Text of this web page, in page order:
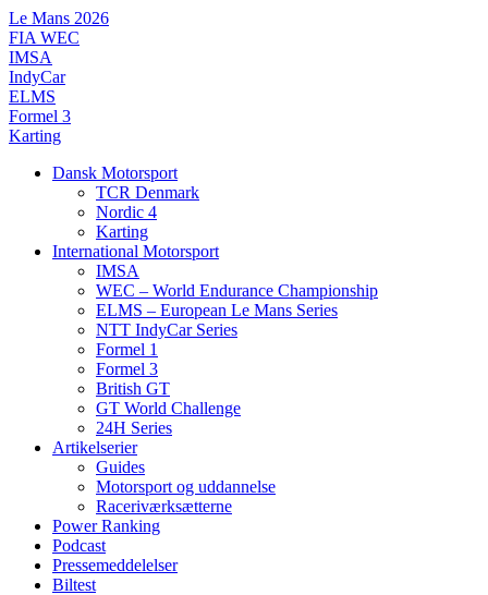
Videre
til
indhold
Le Mans 2026
FIA WEC
IMSA
IndyCar
ELMS
Formel 3
Karting
Dansk Motorsport
TCR Denmark
Nordic 4
Karting
International Motorsport
IMSA
WEC – World Endurance Championship
ELMS – European Le Mans Series
NTT IndyCar Series
Formel 1
Formel 3
British GT
GT World Challenge
24H Series
Artikelserier
Guides
Motorsport og uddannelse
Raceriværksætterne
Power Ranking
Podcast
Pressemeddelelser
Biltest